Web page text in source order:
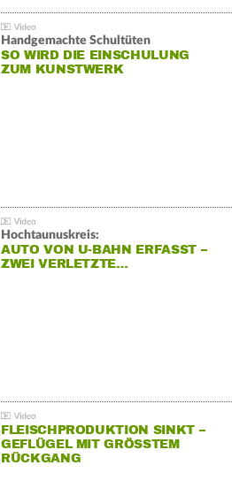
Handgemachte Schultüten
SO WIRD DIE EINSCHULUNG
ZUM KUNSTWERK
Hochtaunuskreis:
AUTO VON U-BAHN ERFASST –
ZWEI VERLETZTE…
FLEISCHPRODUKTION SINKT –
GEFLÜGEL MIT GRÖSSTEM R
ÜCKGANG